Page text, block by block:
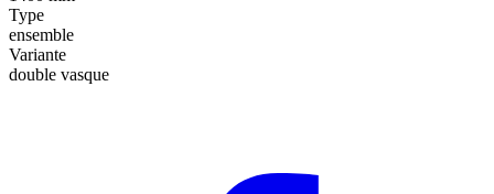
Type
ensemble
Variante
double vasque